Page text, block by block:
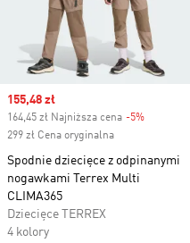
Sale price
155,48 zł
164,45 zł Najniższa cena -5%
299 zł Cena oryginalna
Spodnie dziecięce z odpinanymi
nogawkami Terrex Multi
CLIMA365
Dziecięce TERREX
4 kolory